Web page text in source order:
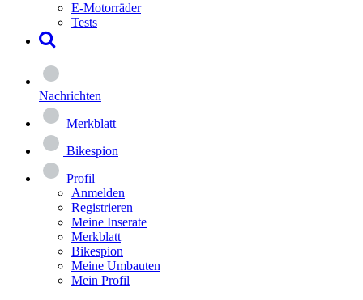
E-Motorräder
Tests
Nachrichten
Merkblatt
Bikespion
Profil
Anmelden
Registrieren
Meine Inserate
Merkblatt
Bikespion
Meine Umbauten
Mein Profil